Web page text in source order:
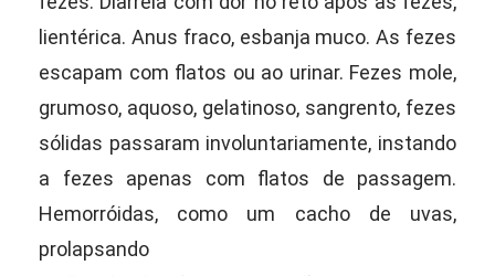
lientérica. Anus fraco, esbanja muco. As fezes
escapam com flatos ou ao urinar. Fezes mole,
grumoso, aquoso, gelatinoso, sangrento, fezes
sólidas passaram involuntariamente, instando
a fezes apenas com flatos de passagem.
Hemorróidas, como um cacho de uvas,
prolapsando